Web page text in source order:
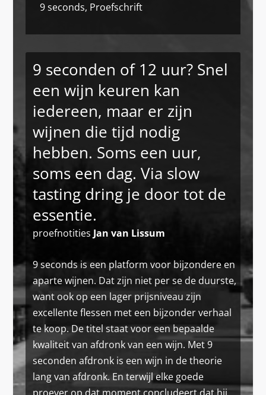
9 seconds, Proefschrift
9 seconden of 12 uur? Snel
een wijn keuren kan
iedereen, maar er zijn
wijnen die tijd nodig
hebben. Soms een uur,
soms een dag. Via slow
tasting dring je door tot de
essentie.
proefnotities Jan van Lissum
9 seconds is een platform voor bijzondere en
aparte wijnen. Dat zijn niet per se de duurste,
want ook op een lager prijsniveau zijn
excellente flessen met een bijzonder verhaal
te koop. De titel staat voor een bepaalde
kwaliteit van afdronk van een wijn. Met 9
seconden afdronk is een wijn in de theorie
lang van afdronk. En terwijl elke goede